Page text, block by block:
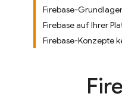
Firebase-
Firebase auf Ihrer
Firebase-Konzepte